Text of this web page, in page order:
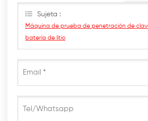
Sujeta :
Máquina de prueba de penetración de
batería de litio